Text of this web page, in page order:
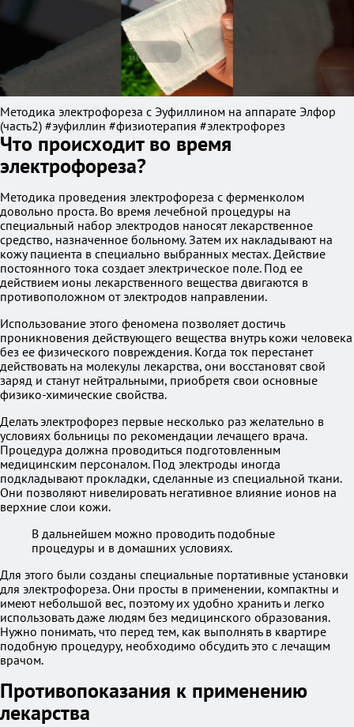
Методика электрофореза с Эуфиллином на аппарате Элфор
(часть2) #эуфиллин #физиотерапия #электрофорез
Что происходит во время
электрофореза?
Методика проведения электрофореза с ферменколом
довольно проста. Во время лечебной процедуры на
специальный набор электродов наносят лекарственное
средство, назначенное больному. Затем их накладывают на
кожу пациента в специально выбранных местах. Действие
постоянного тока создает электрическое поле. Под ее
действием ионы лекарственного вещества двигаются в
противоположном от электродов направлении.
Использование этого феномена позволяет достичь
проникновения действующего вещества внутрь кожи человека
без ее физического повреждения. Когда ток перестанет
действовать на молекулы лекарства, они восстановят свой
заряд и станут нейтральными, приобретя свои основные
физико-химические свойства.
Делать электрофорез первые несколько раз желательно в
условиях больницы по рекомендации лечащего врача.
Процедура должна проводиться подготовленным
медицинским персоналом. Под электроды иногда
подкладывают прокладки, сделанные из специальной ткани.
Они позволяют нивелировать негативное влияние ионов на
верхние слои кожи.
В дальнейшем можно проводить подобные
процедуры и в домашних условиях.
Для этого были созданы специальные портативные установки
для электрофореза. Они просты в применении, компактны и
имеют небольшой вес, поэтому их удобно хранить и легко
использовать даже людям без медицинского образования.
Нужно понимать, что перед тем, как выполнять в квартире
подобную процедуру, необходимо обсудить это с лечащим
врачом.
Противопоказания к применению
лекарства